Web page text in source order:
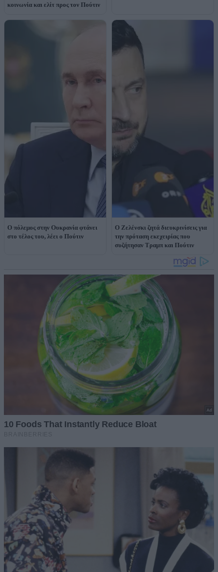
κοινωνία και ελίτ προς τον Πούτιν
O πόλεμος στην Ουκρανία φτάνει
στο τέλος του, λέει ο Πούτιν
Ο Ζελένσκι ζητά διευκρινίσεις για
την πρόταση εκεχειρίας που
συζήτησαν Τραμπ και Πούτιν